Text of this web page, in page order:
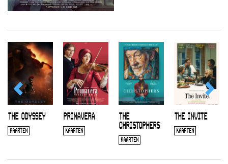
THE ODYSSEY
KAARTEN
PRIMAVERA
KAARTEN
THE
CHRISTOPHERS
KAARTEN
THE INVITE
KAARTEN